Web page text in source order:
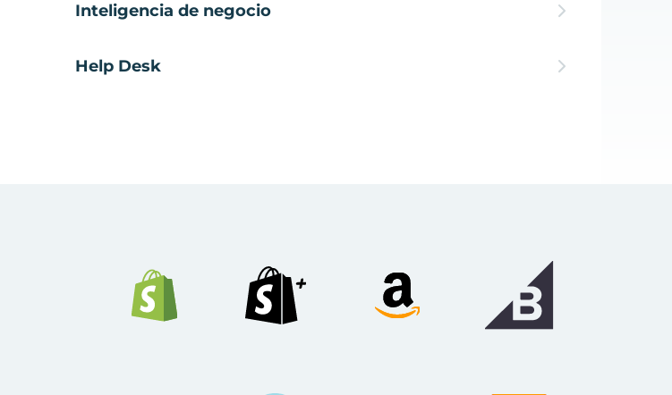
Inteligencia de negocio
Help Desk